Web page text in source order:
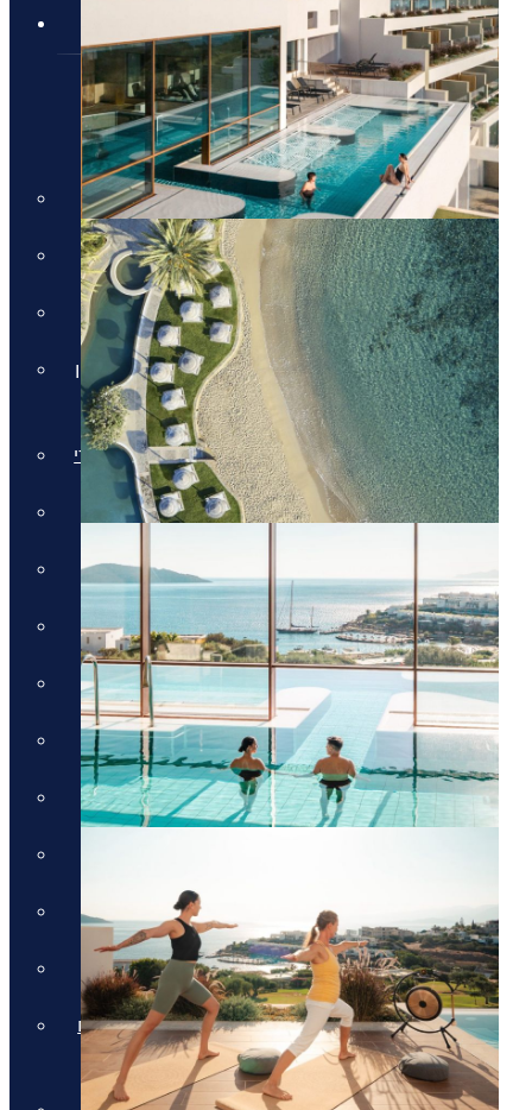
חבילות נופש
חבילות נופש
חבילות נופש
חופשות הכל כלול
חבילות למשפחות
מלונות למבוגרים בלבד
חבילות נופש בחגי תשרי באיי יוון
וקפריסין
חבילות נופש לאתונה בחגי תשרי
חבילות לקפריסין
חבילות לקורפו
חבילות לקוסטה נברינו
חבילות לחלקידיקי
חבילות למיקונוס
חבילות לרודוס
חבילות לפרבזה
חבילות למדיירה, פורטוגל והאיים
האזוריים